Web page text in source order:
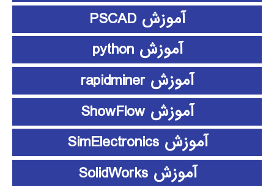
آموزش PSCAD
آموزش python
آموزش rapidminer
آموزش ShowFlow
آموزش SimElectronics
آموزش SolidWorks